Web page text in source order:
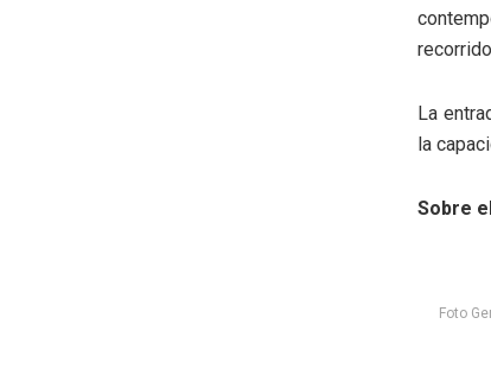
La
la
Sobre
Foto